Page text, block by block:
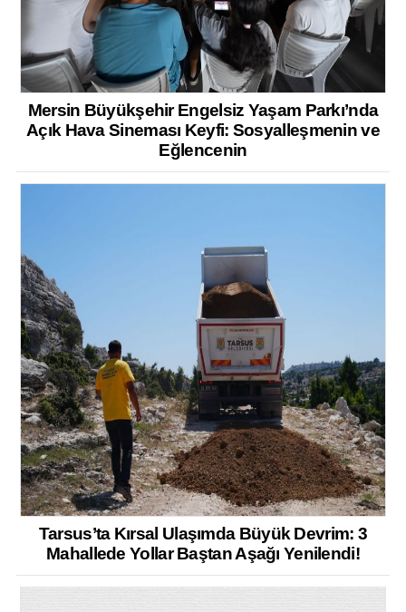
Mersin Büyükşehir Engelsiz Yaşam Parkı’nda
Açık Hava Sineması Keyfi: Sosyalleşmenin ve
Eğlencenin
Tarsus’ta Kırsal Ulaşımda Büyük Devrim: 3
Mahallede Yollar Baştan Aşağı Yenilendi!